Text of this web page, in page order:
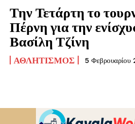
Την Τετάρτη το
Πέρνη για την
Βασίλη Τζίνη
ΑΘΛΗΤΙΣΜΌΣ 5 Φεβρουαρίου